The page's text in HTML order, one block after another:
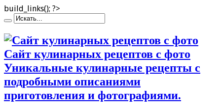
build_links(); ?>
Сайт кулинарных рецептов с фото
Уникальные кулинарные рецепты с
подробными описаниями
приготовления и фотографиями.